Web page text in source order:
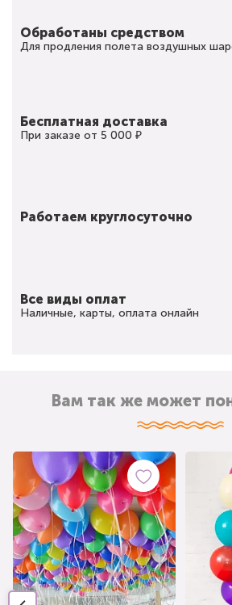
Обработаны средством
Для продления полета воздушных
Бесплатная доставка
При заказе от 5 000 ₽
Работаем круглосуточно
Все виды оплат
Наличные, карты, оплата онлайн
Вам так же может